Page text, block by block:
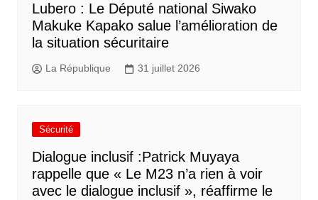
Lubero : Le Député national Siwako
Makuke Kapako salue l’amélioration de
la situation sécuritaire
La République 31 juillet 2026
Sécurité
Dialogue inclusif :Patrick Muyaya
rappelle que « Le M23 n’a rien à voir
avec le dialogue inclusif », réaffirme le